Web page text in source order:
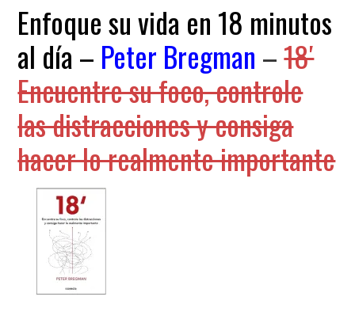
Enfoque su vida en 18 minutos
al día – Peter Bregman –18′
Encuentre su foco, controle
las distracciones y consiga
hacer lo realmente importante